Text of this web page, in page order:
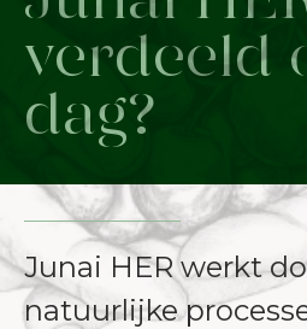
verdeeld
dag?
Junai HER werkt
natuurlijke